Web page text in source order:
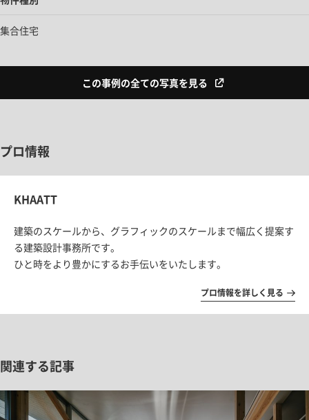
集合住宅
この事例の全ての写真を見る
プロ情報
KHAATT
建築のスケールから、 グラフィックのスケールまで幅広く提案す
る建築設計事務所です。
ひと時をより豊かにするお手伝いをいたします。
プロ情報を詳しく見る
関連する記事